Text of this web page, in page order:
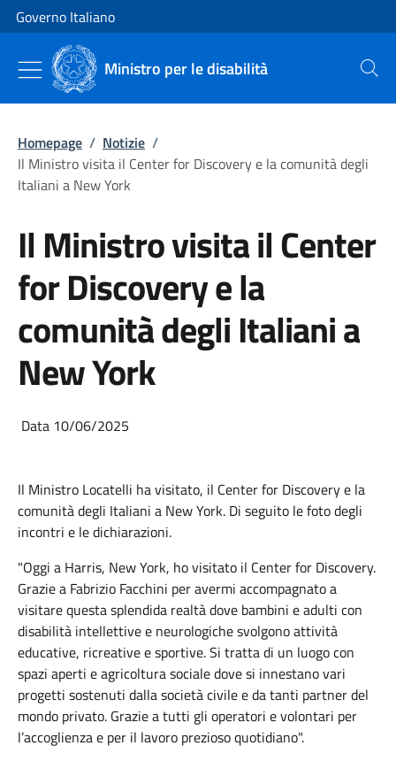
Vai al contenuto
Vai alla navigazione del sito
Governo Italiano
Ministro per le disabilità Cerca
Homepage / Notizie /
Il Ministro visita il Center for Discovery e la comunità degli
Italiani a New York
Il Ministro visita il Center
for Discovery e la
comunità degli Italiani a
New York
Data 10/06/2025
Il Ministro Locatelli ha visitato, il Center for Discovery e la
comunità degli Italiani a New York. Di seguito le foto degli
incontri e le dichiarazioni.
"Oggi a Harris, New York, ho visitato il Center for Discovery.
Grazie a Fabrizio Facchini per avermi accompagnato a
visitare questa splendida realtà dove bambini e adulti con
disabilità intellettive e neurologiche svolgono attività
educative, ricreative e sportive. Si tratta di un luogo con
spazi aperti e agricoltura sociale dove si innestano vari
progetti sostenuti dalla società civile e da tanti partner del
mondo privato. Grazie a tutti gli operatori e volontari per
l’accoglienza e per il lavoro prezioso quotidiano".